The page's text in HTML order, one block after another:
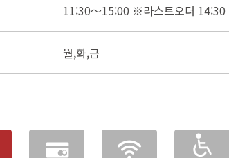
11:30～15:00 ※라스트오더 14:30
월,화,금